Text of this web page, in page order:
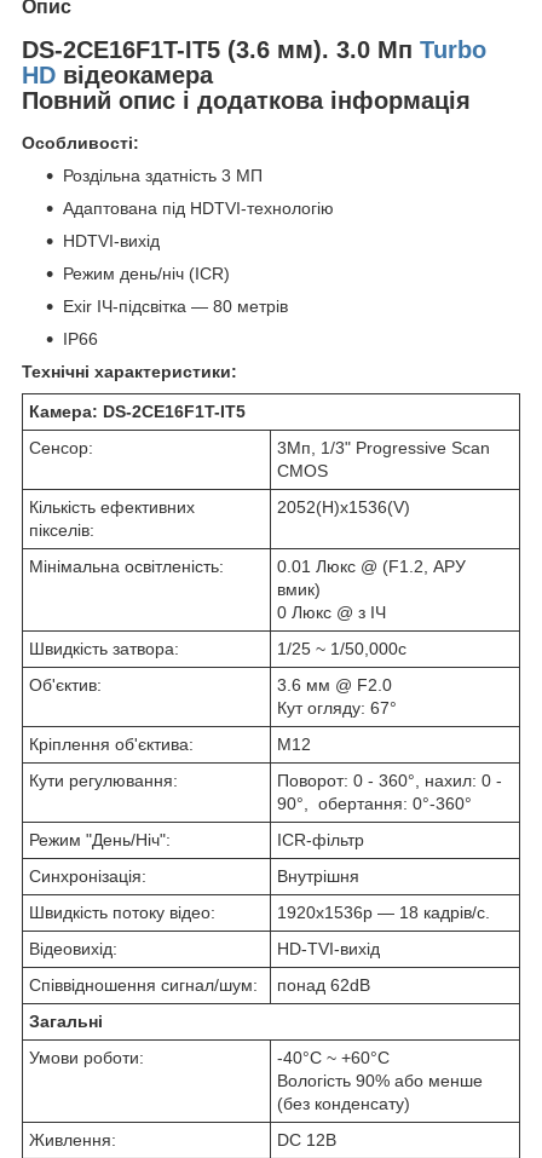
Опис
DS-2CE16F1T-IT5 (3.6 мм). 3.0 Мп Turbo
HD відеокамера
Повний опис і додаткова інформація
Особливості:
Роздільна здатність 3 МП
Адаптована під HDTVI-технологію
HDTVI-вихід
Режим день/ніч (ICR)
Exir ІЧ-підсвітка — 80 метрів
IP66
Технічні характеристики:
Камера: DS-2CE16F1T-IT5
Сенсор:
3Мп, 1/3" Progressive Scan
CMOS
Кількість ефективних
пікселів:
2052(H)х1536(V)
Мінімальна освітленість:
0.01 Люкс @ (F1.2, АРУ
вмик)
0 Люкс @ з ІЧ
Швидкість затвора:
1/25 ~ 1/50,000с
Об'єктив:
3.6 мм @ F2.0
Кут огляду: 67°
Кріплення об'єктива:
М12
Кути регулювання:
Поворот: 0 - 360°, нахил: 0 -
90°, обертання: 0°-360°
Режим "День/Ніч":
ICR-фільтр
Синхронізація:
Внутрішня
Швидкість потоку відео:
1920х1536p — 18 кадрів/с.
Відеовихід:
HD-TVI-вихід
Співвідношення сигнал/шум:
понад 62dB
Загальні
Умови роботи:
-40°C ~ +60°C
Вологість 90% або менше
(без конденсату)
Живлення:
DC 12В